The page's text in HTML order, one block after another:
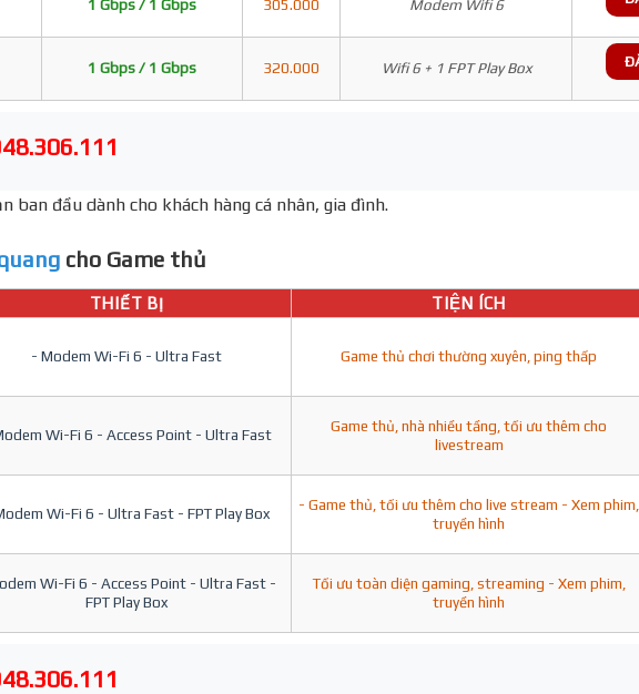
1 Gbps / 1 Gbps 305.000 Modem Wifi 6
1 Gbps / 1 Gbps 320.000 Wifi 6 + 1 FPT Play Box
ban đầu dành cho khách hàng cá nhân, gia đình.
cho Game thủ
THIẾT BỊ TIỆN ÍCH
- Modem Wi-Fi 6 - Ultra Fast Game thủ chơi thường xuyên, ping thấp
Wi-Fi 6 - Access Point - Ultra Fast
Game thủ, nhà nhiều tầng, tối ưu thêm cho
livestream
Wi-Fi 6 - Ultra Fast - FPT Play Box
- Game thủ, tối ưu thêm cho live stream - Xem phim,
truyền hình
Wi-Fi 6 - Access Point - Ultra Fast -
FPT Play Box
Tối ưu toàn diện gaming, streaming - Xem phim,
truyền hình